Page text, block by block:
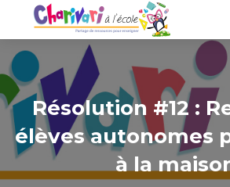
Résolution #12 :
élèves autonomes
à la